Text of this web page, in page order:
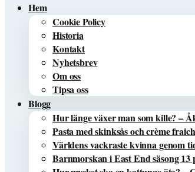
Hem
Cookie Policy
Historia
Kontakt
Nyhetsbrev
Om oss
Tipsa oss
Blogg
Hur länge växer man som kille? –
Pasta med skinksås och crème
Världens vackraste kvinna genom
Barnmorskan i East End säsong